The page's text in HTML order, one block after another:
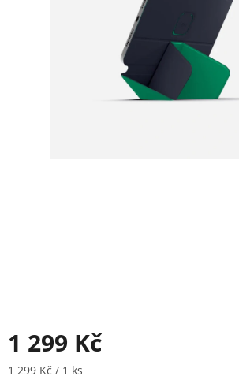
1 299 Kč
Měrná cena:
1 299 Kč / 1 ks